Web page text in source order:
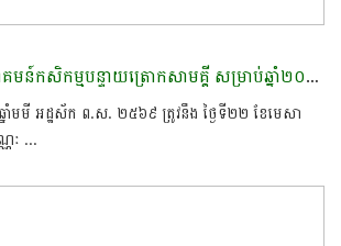
សន្និបាតប្រចាំឆ្នាំសហគមន៍កសិកម្មបន្ទាយត្រោកសាមគ្គី សម្រាប់ឆ្នាំ២០២៥ នៅភូមិបន្ទាយត្រោក ឃុំស្រែស្តុក ស្រុកកណ្តៀង ខេត្តពោធិ៍សាត់​
នាំមមី អដ្ឋស័ក ព.ស. ២៥៦៩ ត្រូវនឹង ថ្ងៃទី២២ ខែមេសា
ៈ​ ...